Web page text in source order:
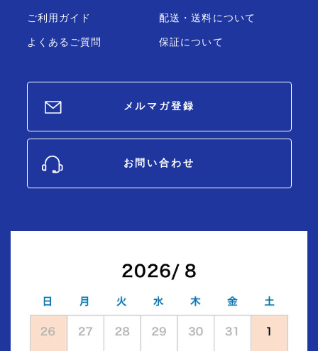
ご利用ガイド
よくあるご質問
配送・送料について
保証について
メルマガ登録
お問い合わせ